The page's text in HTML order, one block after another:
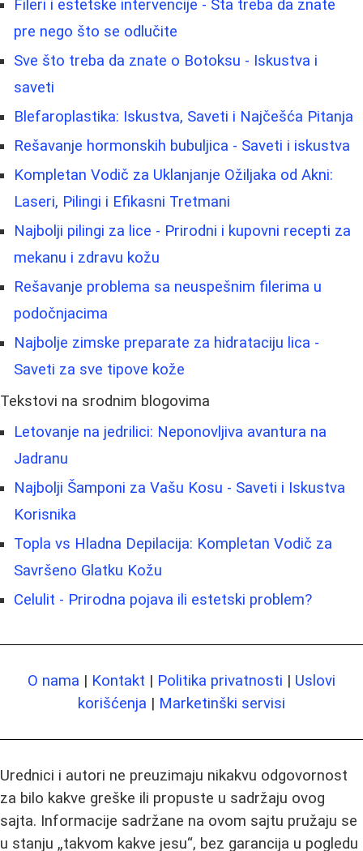
Fileri i estetske intervencije - Šta treba da znate
pre nego što se odlučite
Sve što treba da znate o Botoksu - Iskustva i
saveti
Blefaroplastika: Iskustva, Saveti i Najčešća Pitanja
Rešavanje hormonskih bubuljica - Saveti i iskustva
Kompletan Vodič za Uklanjanje Ožiljaka od Akni:
Laseri, Pilingi i Efikasni Tretmani
Najbolji pilingi za lice - Prirodni i kupovni recepti za
mekanu i zdravu kožu
Rešavanje problema sa neuspešnim filerima u
podočnjacima
Najbolje zimske preparate za hidrataciju lica -
Saveti za sve tipove kože
Tekstovi na srodnim blogovima
Letovanje na jedrilici: Neponovljiva avantura na
Jadranu
Najbolji Šamponi za Vašu Kosu - Saveti i Iskustva
Korisnika
Topla vs Hladna Depilacija: Kompletan Vodič za
Savršeno Glatku Kožu
Celulit - Prirodna pojava ili estetski problem?
O nama | Kontakt | Politika privatnosti | Uslovi
korišćenja | Marketinški servisi
Urednici i autori ne preuzimaju nikakvu odgovornost
za bilo kakve greške ili propuste u sadržaju ovog
sajta. Informacije sadržane na ovom sajtu pružaju se
u stanju „takvom kakve jesu“, bez garancija u pogledu